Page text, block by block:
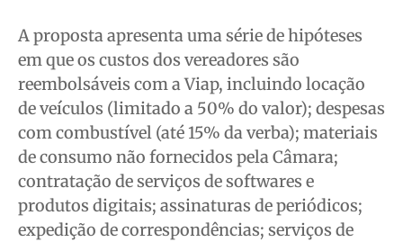
A proposta apresenta uma série de hipóteses
em que os custos dos vereadores são
reembolsáveis com a Viap, incluindo locação
de veículos (limitado a 50% do valor); despesas
com combustível (até 15% da verba); materiais
de consumo não fornecidos pela Câmara;
contratação de serviços de softwares e
produtos digitais; assinaturas de periódicos;
expedição de correspondências; serviços de